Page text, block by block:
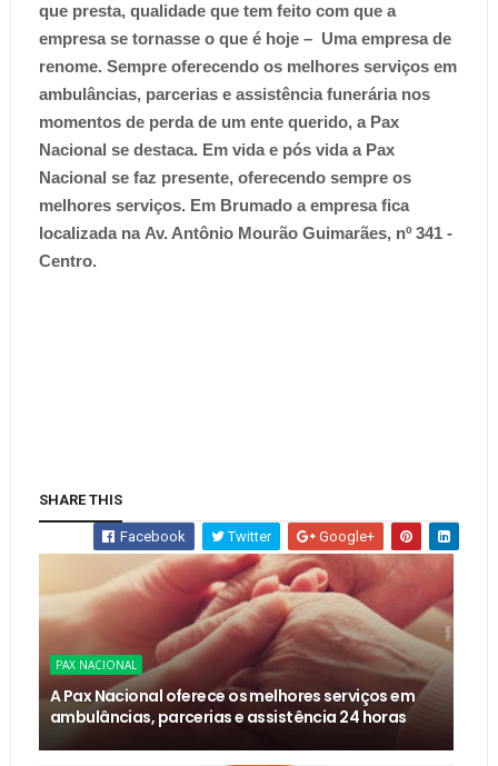
que presta, qualidade que tem feito com que a
empresa se tornasse o que é hoje – Uma empresa de
renome. Sempre oferecendo os melhores serviços em
ambulâncias, parcerias e assistência funerária nos
momentos de perda de um ente querido, a Pax
Nacional se destaca. Em vida e pós vida a Pax
Nacional se faz presente, oferecendo sempre os
melhores serviços. Em Brumado a empresa fica
localizada naAv. Antônio Mourão Guimarães, nº 341 -
Centro.
SHARE THIS
Facebook Twitter Google+
PAX NACIONAL
A Pax Nacional oferece os melhores serviços em
ambulâncias, parcerias e assistência 24 horas